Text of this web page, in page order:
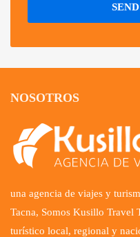
NOSOTROS
una agencia de viajes y
Tacna, Somos Kusillo Travel
turístico local, regional y